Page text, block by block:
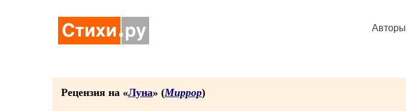
Авторы
Рецензия на «Луна» (Миррор)